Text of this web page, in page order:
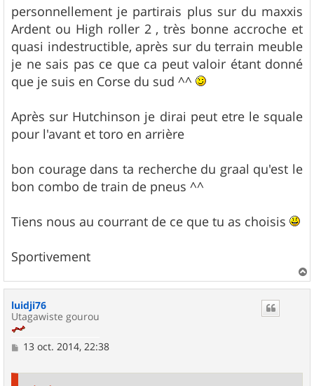
g
e
personnellement je partirais plus sur du maxxis
Ardent ou High roller 2 , très bonne accroche et
quasi indestructible, après sur du terrain meuble
je ne sais pas ce que ca peut valoir étant donné
que je suis en Corse du sud ^^
Après sur Hutchinson je dirai peut etre le squale
pour l'avant et toro en arrière
bon courage dans ta recherche du graal qu'est le
bon combo de train de pneus ^^
Tiens nous au courrant de ce que tu as choisis
Sportivement
a
luidji76
Utagawiste gourou
M13 oct. 2014, 22:38